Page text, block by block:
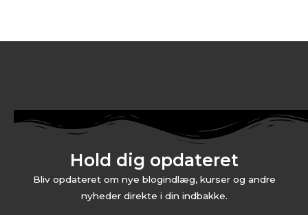
Hold dig opdateret
Bliv opdateret om nye blogindlæg, kurser og andre
nyheder direkte i din indbakke.